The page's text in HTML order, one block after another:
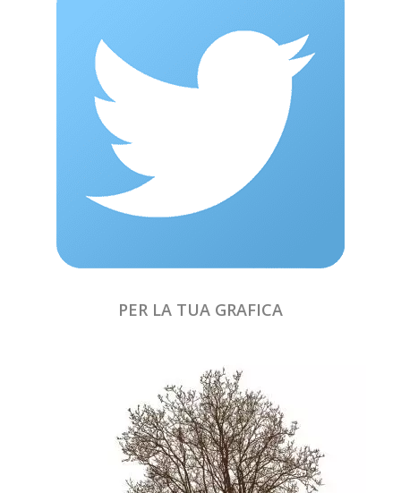
PER LA TUA GRAFICA